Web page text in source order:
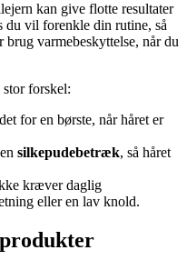
kan give flotte resultater
du vil forenkle din rutine, så
varmebeskyttelse, når du
forskel:
for en børste, når håret er
silkepudebetræk, så håret
kræver daglig
eller en lav knold.